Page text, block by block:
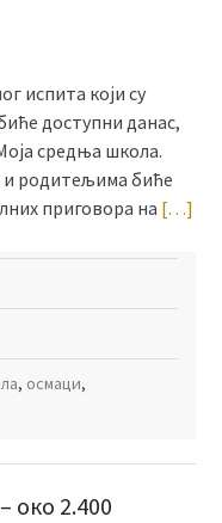
испита који су
доступни данас,
средња школа.
родитељима биће
приговора на […]
, осмаци,
око 2.400